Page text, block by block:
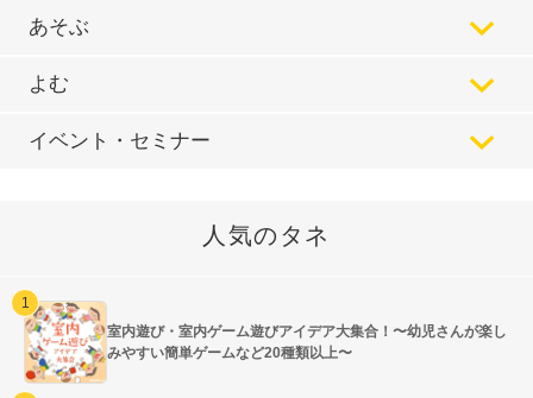
あそぶ
よむ
イベント・セミナー
人気のタネ
室内遊び・室内ゲーム遊びアイデア大集合！〜幼児さんが楽し
みやすい簡単ゲームなど20種類以上〜